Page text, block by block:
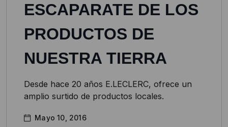
ESCAPARATE DE LOS
PRODUCTOS DE
NUESTRA TIERRA
Desde hace 20 años E.LECLERC, ofrece un
amplio surtido de productos locales.
Mayo 10, 2016